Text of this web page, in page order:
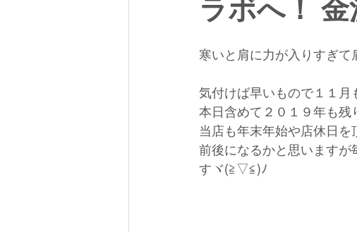
ラボへ！
寒いと肩に力が入りすぎ
気付けば早いもので１１月
本日含めて２０１９年も残
当店も年末年始や店休日
前後になるかと思いますが
すヾ(≧▽≦)ﾉ